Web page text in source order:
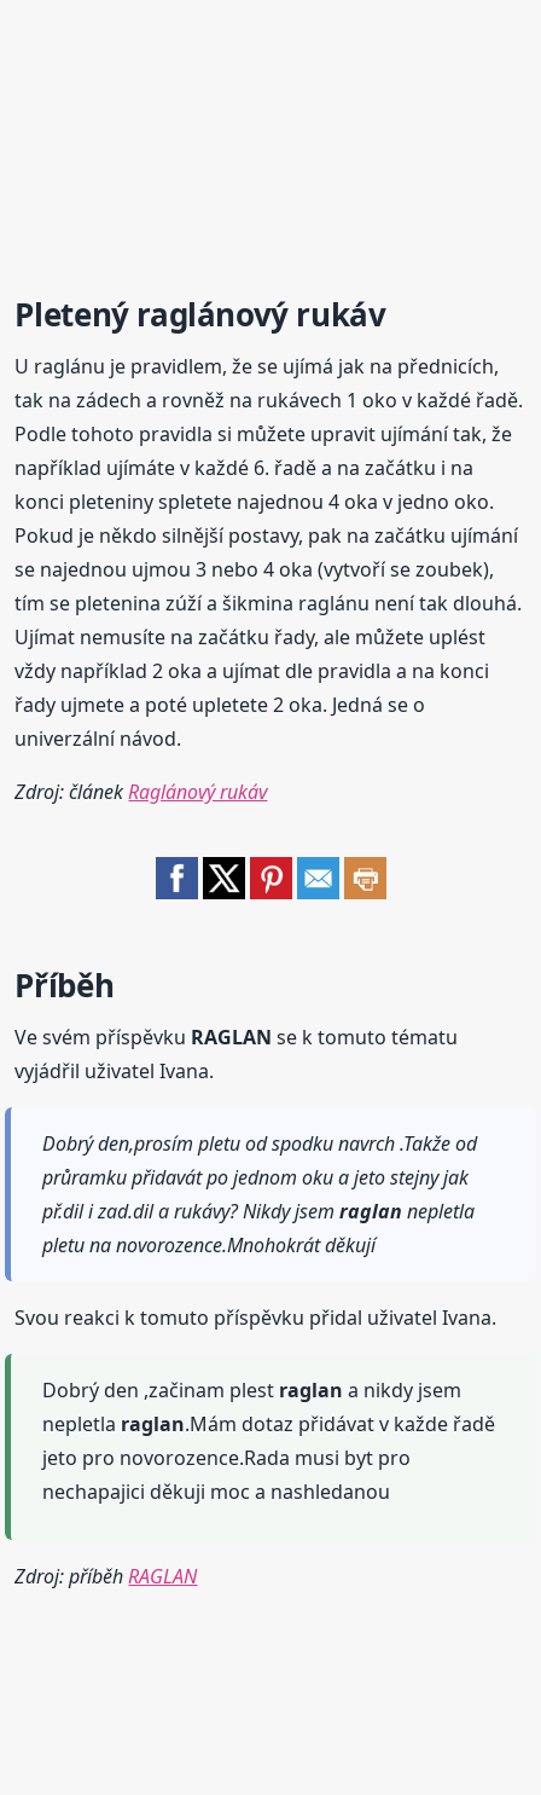
Pletený raglánový rukáv
U raglánu je pravidlem, že se ujímá jak na přednicích,
tak na zádech a rovněž na rukávech 1 oko v každé řadě.
Podle tohoto pravidla si můžete upravit ujímání tak, že
například ujímáte v každé 6. řadě a na začátku i na
konci pleteniny spletete najednou 4 oka v jedno oko.
Pokud je někdo silnější postavy, pak na začátku ujímání
se najednou ujmou 3 nebo 4 oka (vytvoří se zoubek),
tím se pletenina zúží a šikmina raglánu není tak dlouhá.
Ujímat nemusíte na začátku řady, ale můžete uplést
vždy například 2 oka a ujímat dle pravidla a na konci
řady ujmete a poté upletete 2 oka. Jedná se o
univerzální návod.
Zdroj: článekRaglánový rukáv
Příběh
Ve svém příspěvku RAGLAN se k tomuto tématu
vyjádřil uživatel Ivana.
Dobrý den,prosím pletu od spodku navrch .Takže od
průramku přidavát po jednom oku a jeto stejny jak
př.dil i zad.dil a rukávy? Nikdy jsemraglan nepletla
pletu na novorozence.Mnohokrát děkují
Svou reakci k tomuto příspěvku přidal uživatel Ivana.
Dobrý den ,začinam plest raglan a nikdy jsem
nepletla raglan.Mám dotaz přidávat v každe řadě
jeto pro novorozence.Rada musi byt pro
nechapajici děkuji moc a nashledanou
Zdroj: příběhRAGLAN